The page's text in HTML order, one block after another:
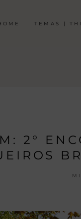
TEMAS |
2°